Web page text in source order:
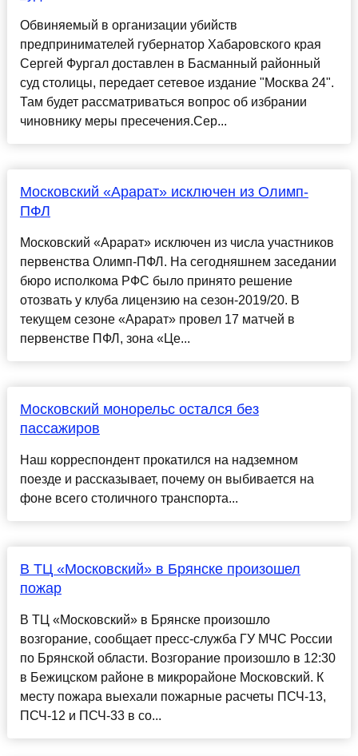
Обвиняемый в организации убийств
предпринимателей губернатор Хабаровского края
Сергей Фургал доставлен в Басманный районный
суд столицы, передает сетевое издание "Москва 24".
Там будет рассматриваться вопрос об избрании
чиновнику меры пресечения.Сер...
Московский «Арарат» исключен из Олимп-
ПФЛ
Московский «Арарат» исключен из числа участников
первенства Олимп-ПФЛ. На сегодняшнем заседании
бюро исполкома РФС было принято решение
отозвать у клуба лицензию на сезон-2019/20. В
текущем сезоне «Арарат» провел 17 матчей в
первенстве ПФЛ, зона «Це...
Московский монорельс остался без
пассажиров
Наш корреспондент прокатился на надземном
поезде и рассказывает, почему он выбивается на
фоне всего столичного транспорта...
В ТЦ «Московский» в Брянске произошел
пожар
В ТЦ «Московский» в Брянске произошло
возгорание, сообщает пресс-служба ГУ МЧС России
по Брянской области. Возгорание произошло в 12:30
в Бежицском районе в микрорайоне Московский. К
месту пожара выехали пожарные расчеты ПСЧ-13,
ПСЧ-12 и ПСЧ-33 в со...